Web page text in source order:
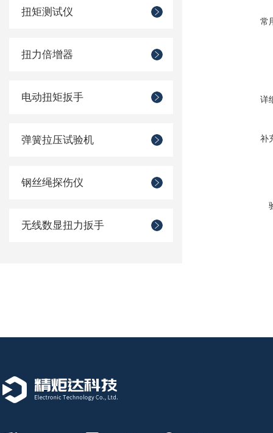
扭矩测试仪
扭力倍增器
电动扭矩扳手
弹簧拉压试验机
钢丝绳探伤仪
无线数显扭力扳手
常
详
补